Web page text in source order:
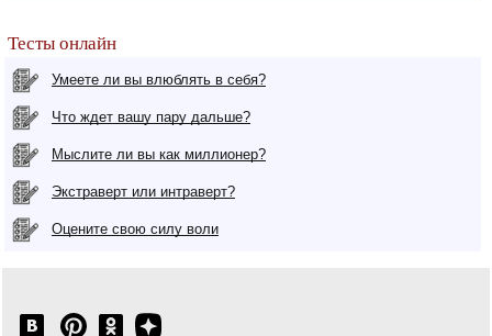
Тесты онлайн
Умеете ли вы влюблять в себя?
Что ждет вашу пару дальше?
Мыслите ли вы как миллионер?
Экстраверт или интраверт?
Оцените свою силу воли